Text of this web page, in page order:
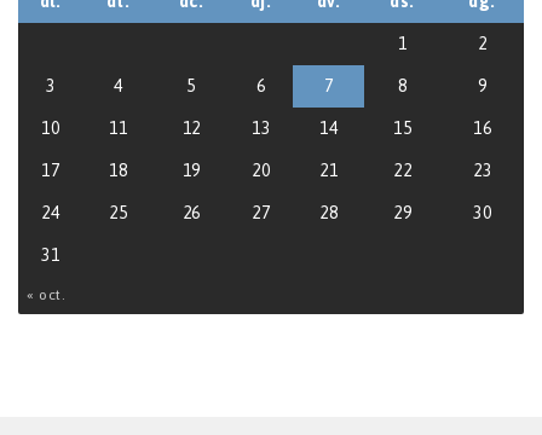
« oct.
1 2
3 4 5 6 7 8 9
10 11 12 13 14 15 16
17 18 19 20 21 22 23
24 25 26 27 28 29 30
31